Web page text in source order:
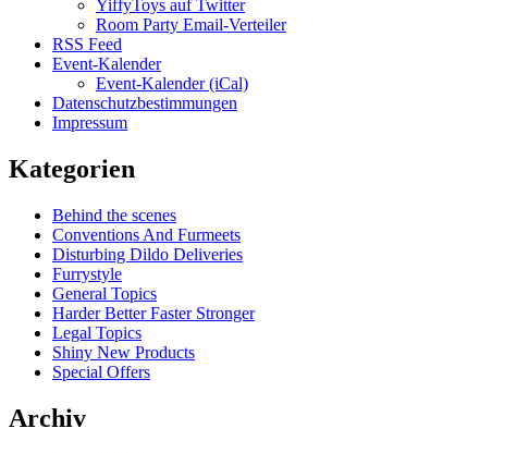
YiffyToys auf Twitter
Room Party Email-Verteiler
RSS Feed
Event-Kalender
Event-Kalender (iCal)
Datenschutzbestimmungen
Impressum
Kategorien
Behind the scenes
Conventions And Furmeets
Disturbing Dildo Deliveries
Furrystyle
General Topics
Harder Better Faster Stronger
Legal Topics
Shiny New Products
Special Offers
Archiv